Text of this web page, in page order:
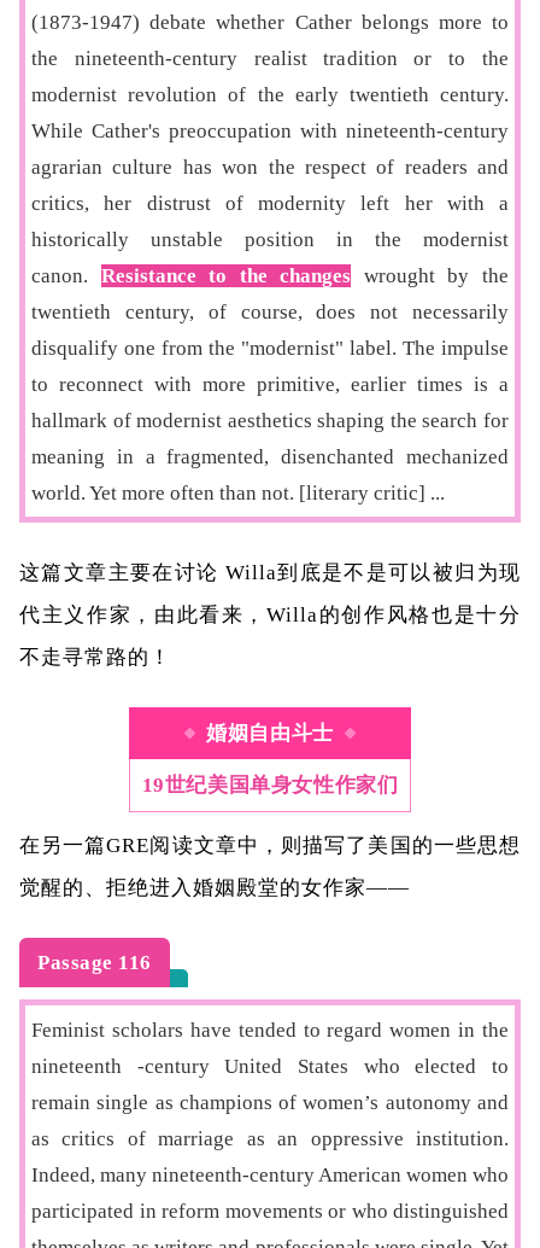
(1873-1947) debate whether Cather belongs more to
the nineteenth-century realist tradition or to the
modernist revolution of the early twentieth century.
While Cather's preoccupation with nineteenth-century
agrarian culture has won the respect of readers and
critics, her distrust of modernity left her with a
historically unstable position in the modernist
canon. Resistance to the changes wrought by the
twentieth century, of course, does not necessarily
disqualify one from the "modernist" label. The impulse
to reconnect with more primitive, earlier times is a
hallmark of modernist aesthetics shaping the search for
meaning in a fragmented, disenchanted mechanized
world. Yet more often than not. [literary critic] ...
这篇文章主要在讨论 Willa到底是不是可以被归为现
代主义作家，由此看来，Willa的创作风格也是十分
不走寻常路的！
婚姻自由斗士
19世纪美国单身女性作家们
在另一篇GRE阅读文章中，则描写了美国的一些思想
觉醒的、拒绝进入婚姻殿堂的女作家——
Passage 116
Feminist scholars have tended to regard women in the
nineteenth -century United States who elected to
remain single as champions of women’s autonomy and
as critics of marriage as an oppressive institution.
Indeed, many nineteenth-century American women who
participated in reform movements or who distinguished